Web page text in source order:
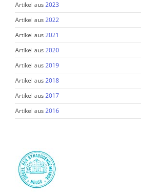
Artikel aus2023
Artikel aus2022
Artikel aus2021
Artikel aus2020
Artikel aus2019
Artikel aus2018
Artikel aus2017
Artikel aus2016